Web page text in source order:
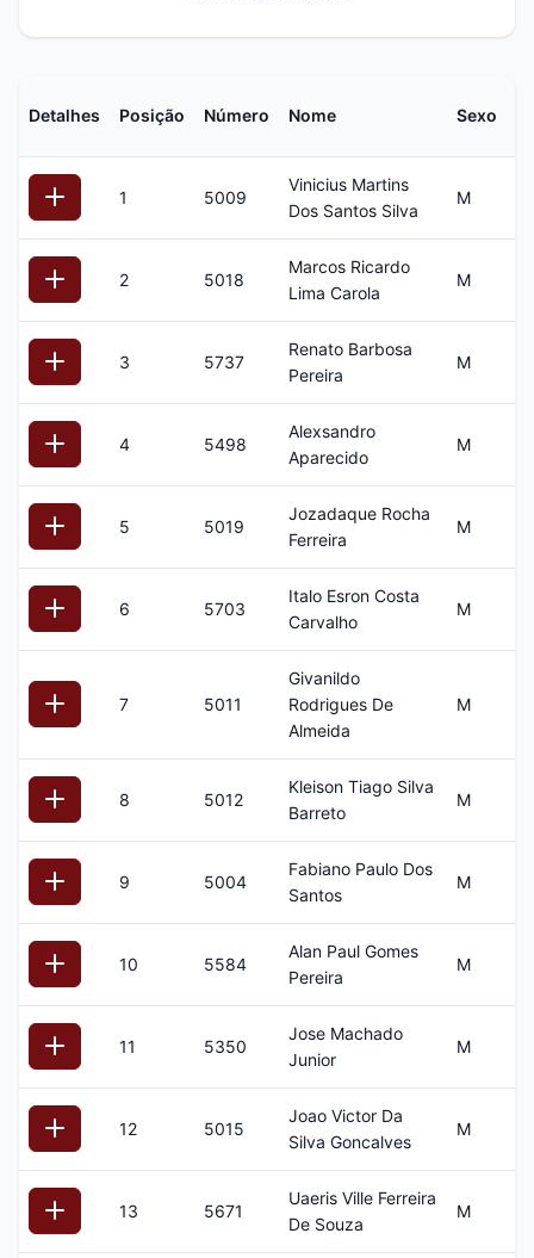
Detalhes Posição Número Nome Sexo
1 5009
Vinicius Martins
Dos Santos Silva
M
2 5018
Marcos Ricardo
Lima Carola
M
3 5737
Renato Barbosa
Pereira
M
4 5498
Alexsandro
Aparecido
M
5 5019
Jozadaque Rocha
Ferreira
M
6 5703
Italo Esron Costa
Carvalho
M
7 5011
Givanildo
Rodrigues De
Almeida
M
8 5012
Kleison Tiago Silva
Barreto
M
9 5004
Fabiano Paulo Dos
Santos
M
10 5584
Alan Paul Gomes
Pereira
M
11 5350
Jose Machado
Junior
M
12 5015
Joao Victor Da
Silva Goncalves
M
13 5671
Uaeris Ville Ferreira
De Souza
M